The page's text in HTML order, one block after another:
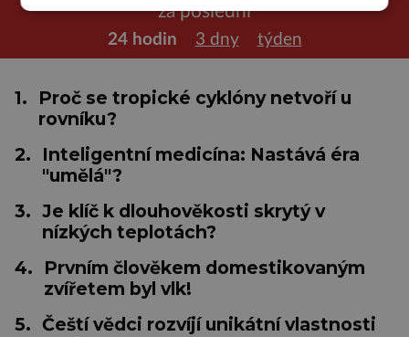
za poslední
24 hodin 3 dny týden
1.
Proč se tropické cyklóny netvoří u
rovníku?
2.
Inteligentní medicína: Nastává éra
"umělá"?
3. Je klíč k dlouhověkosti skrytý v
nízkých teplotách?
4.
Prvním člověkem domestikovaným
zvířetem byl vlk!
5. Čeští vědci rozvíjí unikátní vlastnosti